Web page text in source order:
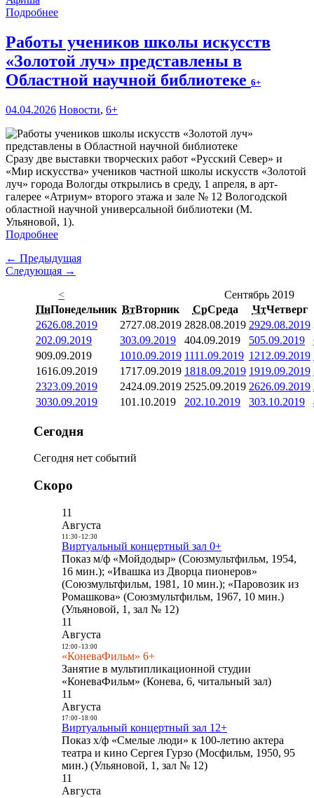
Подробнее
Работы учеников школы искусств
«Золотой луч» представлены в
Областной научной библиотеке 6+
04.04.2026 Новости, 6+
Сразу две выставки творческих работ «Русский Север» и
«Мир искусства» учеников частной школы искусств «Золотой
луч» города Вологды открылись в среду, 1 апреля, в арт-
галерее «Атриум» второго этажа и зале № 12 Вологодской
областной научной универсальной библиотеки (М.
Ульяновой, 1).
Подробнее
← Предыдущая
Следующая →
<
Сентябрь 2019
ПнПонедельник ВтВторник СрСреда ЧтЧетверг
2626.08.2019 2727.08.2019 2828.08.2019 2929.08.2019
202.09.2019 303.09.2019 404.09.2019 505.09.2019
909.09.2019 1010.09.2019 1111.09.2019 1212.09.2019
1616.09.2019 1717.09.2019 1818.09.2019 1919.09.2019
2323.09.2019 2424.09.2019 2525.09.2019 2626.09.2019
3030.09.2019 101.10.2019 202.10.2019 303.10.2019
Сегодня
Сегодня нет событий
Скоро
11
Августа
11:30- 12:30
Виртуальный концертный зал 0+
Показ м/ф «Мойдодыр» (Союзмультфильм, 1954,
16 мин.); «Ивашка из Дворца пионеров»
(Союзмультфильм, 1981, 10 мин.); «Паровозик из
Ромашкова» (Союзмультфильм, 1967, 10 мин.)
(Ульяновой, 1, зал № 12)
11
Августа
12:00- 13:00
«КоневаФильм» 6+
Занятие в мультипликационной студии
«КоневаФильм» (Конева, 6, читальный зал)
11
Августа
17:00- 18:00
Виртуальный концертный зал 12+
Показ х/ф «Смелые люди» к 100-летию актера
театра и кино Сергея Гурзо (Мосфильм, 1950, 95
мин.) (Ульяновой, 1, зал № 12)
11
Августа